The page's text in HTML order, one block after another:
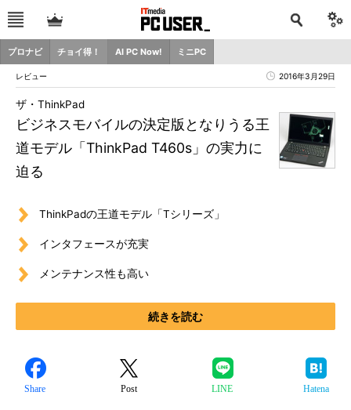
プロナビ チョイ得！ AI PC Now! ミニPC
レビュー 2016年3月29日
ビジネスモバイルの決定版となりうる王
道モデル「ThinkPad T460s」の実力に
迫る
ザ・ThinkPad
ThinkPadの王道モデル「Tシリーズ」
インタフェースが充実
メンテナンス性も高い
続きを読む
Share Post LINE Hatena